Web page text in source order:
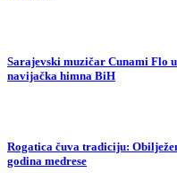
Sarajevski muzičar Cunami Flo
navijačka himna BiH
Rogatica čuva tradiciju:
godina medrese